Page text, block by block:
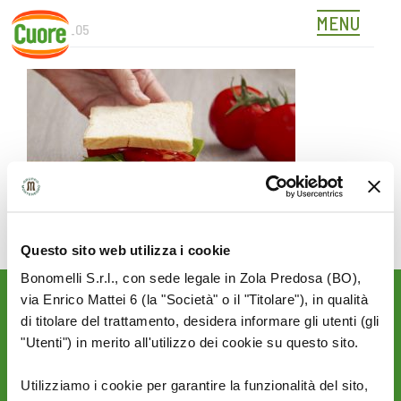
Questo sito web utilizza i cookie
Bonomelli S.r.l., con sede legale in Zola Predosa (BO),
via Enrico Mattei 6 (la "Società" o il "Titolare"), in qualità
di titolare del trattamento, desidera informare gli utenti (gli
"Utenti") in merito all'utilizzo dei cookie su questo sito.
Utilizziamo i cookie per garantire la funzionalità del sito,
Skip
content
MENU
496218_05
Rimani aggiornato sulle
novità del mondo Cuore: